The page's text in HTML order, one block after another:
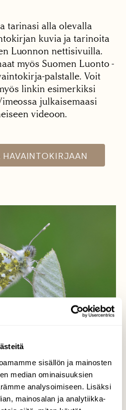
sisällön ja mainosten
median ominaisuuksien
analysoimiseen. Lisäksi
mainosalan ja analytiikka-
tarinasi alla olevalla
kuvia ja tarinoita
Luonnon nettisivuilla.
myös Suomen Luonto -
palstalle. Voit
linkin esimerkiksi
julkaisemaasi
videoon.
HAVAINTOKIRJAAN